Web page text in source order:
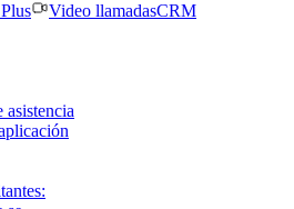
Video llamadasCRM
asistencia